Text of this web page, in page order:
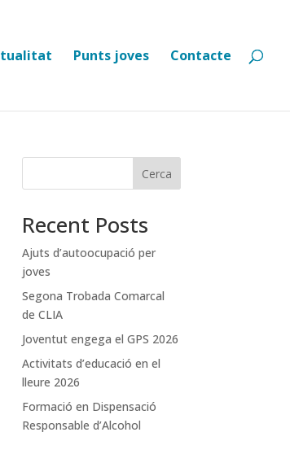
Punts joves Contacte
Cerca
Recent Posts
Ajuts d’autoocupació per
joves
Segona Trobada Comarcal
de CLIA
Joventut engega el GPS 2026
Activitats d’educació en el
lleure 2026
Formació en Dispensació
Responsable d’Alcohol